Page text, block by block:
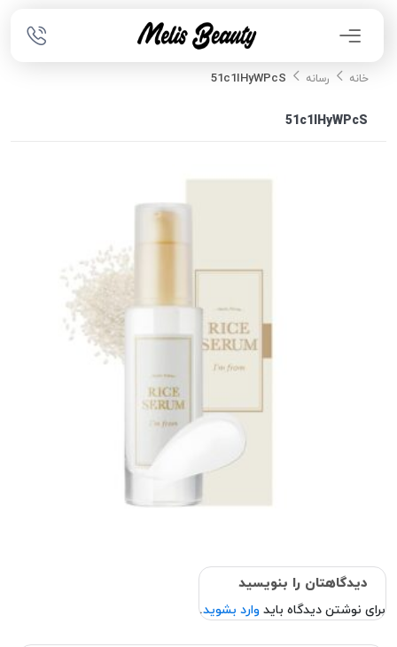
خانه رسانه 51c1IHyWPcS
51c1IHyWPcS
دیدگاهتان را بنویسید
برای نوشتن دیدگاه باید وارد بشوید.